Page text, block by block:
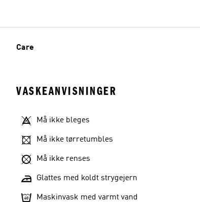
Care
VASKEANVISNINGER
Må ikke bleges
Må ikke tørretumbles
Må ikke renses
Glattes med koldt strygejern
Maskinvask med varmt vand